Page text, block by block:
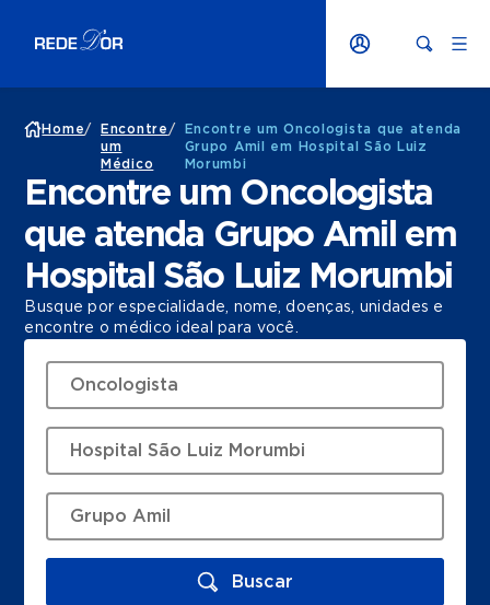
Home/
Encontre
um
Médico
/
Encontre um Oncologista que atenda
Grupo Amil em Hospital São Luiz
Morumbi
Encontre um Oncologista
que atenda Grupo Amil em
Hospital São Luiz Morumbi
Busque por especialidade, nome, doenças, unidades e
encontre o médico ideal para você.
Buscar